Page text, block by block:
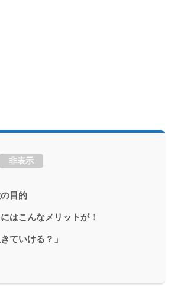
非表示
目的
はこんなメリットが！
ていける？」